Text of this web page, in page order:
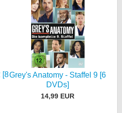
[8Grey's Anatomy - Staffel 9 [6
DVDs]
14,99 EUR